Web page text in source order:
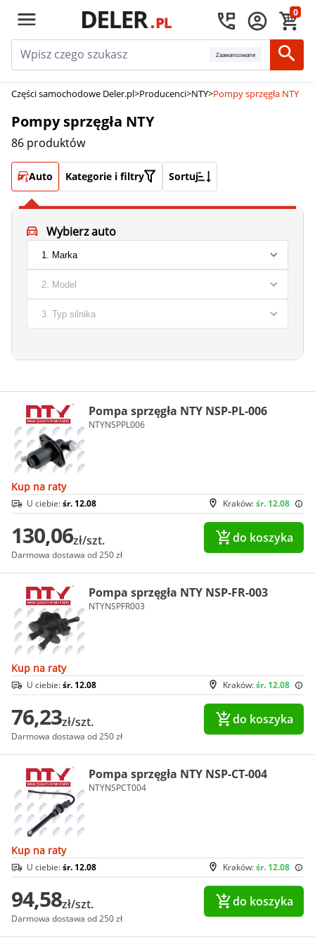
0
Zaawansowane
Części samochodowe Deler.pl>Producenci>NTY>Pompy sprzęgła NTY
Pompy sprzęgła NTY
86 produktów
Auto Kategorie i filtry Sortuj
Wybierz auto
Pompa sprzęgła NTY NSP-PL-006
NTYNSPPL006
Kup na raty
Kraków:śr. 12.08
U ciebie:śr. 12.08
130,06zł/szt.
Darmowa dostawa od 250 zł
do koszyka
Pompa sprzęgła NTY NSP-FR-003
NTYNSPFR003
Kup na raty
Kraków:śr. 12.08
U ciebie:śr. 12.08
76,23zł/szt.
Darmowa dostawa od 250 zł
do koszyka
Pompa sprzęgła NTY NSP-CT-004
NTYNSPCT004
Kup na raty
Kraków:śr. 12.08
U ciebie:śr. 12.08
94,58zł/szt.
Darmowa dostawa od 250 zł
do koszyka